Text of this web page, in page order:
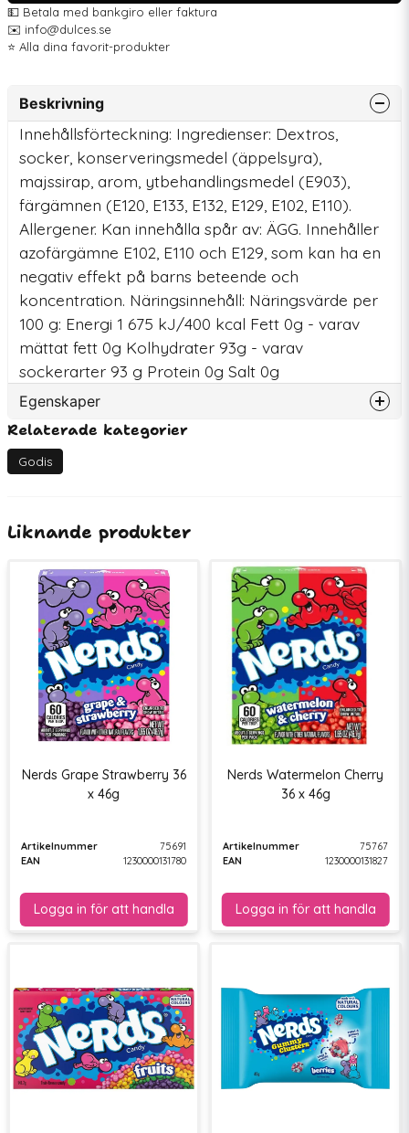
💵 Betala med bankgiro eller faktura
✉️ info@dulces.se
⭐️ Alla dina favorit-produkter
Beskrivning
Innehållsförteckning: Ingredienser: Dextros,
socker, konserveringsmedel (äppelsyra),
majssirap, arom, ytbehandlingsmedel (E903),
färgämnen (E120, E133, E132, E129, E102, E110).
Allergener. Kan innehålla spår av: ÄGG. Innehåller
azofärgämne E102, E110 och E129, som kan ha en
negativ effekt på barns beteende och
koncentration. Näringsinnehåll: Näringsvärde per
100 g: Energi 1 675 kJ/400 kcal Fett 0g - varav
mättat fett 0g Kolhydrater 93g - varav
sockerarter 93 g Protein 0g Salt 0g
Egenskaper
Artikelnummer
EAN
Relaterade kategorier
Godis
Liknande produkter
Nerds Grape Strawberry 36
x 46g
Artikelnummer
75691
EAN
1230000131780
Nerds Watermelon Cherry
36 x 46g
Artikelnummer
75767
EAN
1230000131827